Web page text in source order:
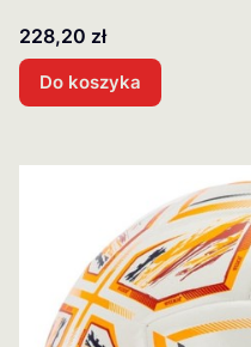
Cena
228,20 zł
Do koszyka